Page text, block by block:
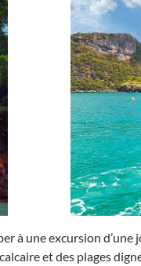
à une excursion
et des plages